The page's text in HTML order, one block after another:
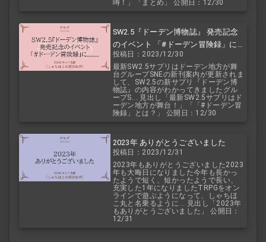
噂！」「まとめ」 公開日：12/30
SW2.5『ドーデン博物誌』 発売記念
のイベント 「#ドーデン冒険録」に
ついて
投稿日：2023/12/30
最新SW2.5サプリはドーデン地方が舞
台グループSNEの新刊案内が更新されま
して、SW2.5の新サプリ『ドーデン博
物誌』の内容がわかってきましたグル
ープS... 見出し「最新SW2.5サプリはド
ーデン地方が舞台！」「「#ドーデン冒
険録」とは？」 公開日：12/30
2023年 ありがとうございました
投稿日：2023/12/31
2023年もありがとうございました2023
年も大晦日になりました今年も長かっ
たようで短く、短かったようで長い、
充実した1年になりましたTRPGをオン
ラインで遊ぶようになって、しゃちほ
こ丸と名乗るように... 見出し「2023年
もありがとうございました」 公開日：
12/31